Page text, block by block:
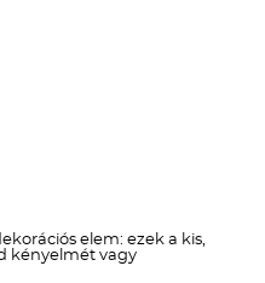
előre
elem: ezek a kis,
kényelmét vagy